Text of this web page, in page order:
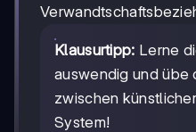
Klausurtipp: Lerne
auswendig und übe
zwischen
System!